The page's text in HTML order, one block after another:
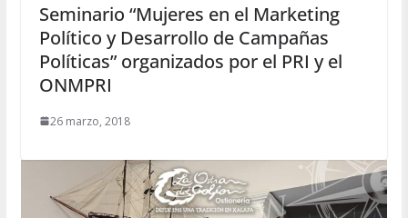
Seminario “Mujeres en el Marketing
Político y Desarrollo de Campañas
Políticas” organizados por el PRI y el
ONMPRI
26 marzo, 2018